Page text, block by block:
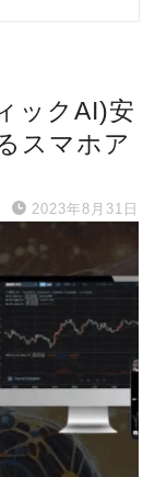
ックAI)安
スマホア
2023年8月31日